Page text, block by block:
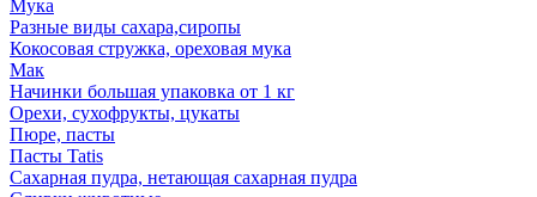
Мука
Разные виды сахара,сиропы
Кокосовая стружка, ореховая мука
Мак
Начинки большая упаковка от 1 кг
Орехи, сухофрукты, цукаты
Пюре, пасты
Пасты Tatis
Сахарная пудра, нетающая сахарная пудра